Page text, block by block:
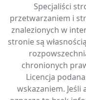
Specjaliści
przetwarzaniem i
znalezionych w
stronie są
chronionych
Licencja
wskazaniem.